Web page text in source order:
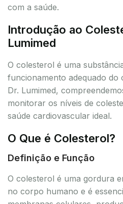
com a saúde.
Introdução ao
Lumimed
O colesterol é uma
funcionamento adequado do
Dr. Lumimed,
monitorar os níveis de
saúde cardiovascular ideal.
O Que é Colesterol?
Definição e Função
O colesterol é uma gordura
no corpo humano e é